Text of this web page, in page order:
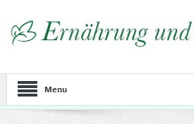
Menu